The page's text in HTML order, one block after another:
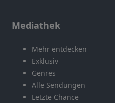
Mediathek
Mehr entdecken
Exklusiv
Genres
Alle Sendungen
Letzte Chance